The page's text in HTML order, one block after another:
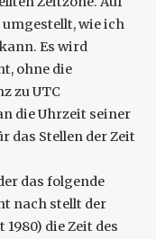
wie ich
Es wird
ohne die
zu UTC
die Uhrzeit seiner
das Stellen der Zeit
das folgende
nach stellt der
die Zeit des